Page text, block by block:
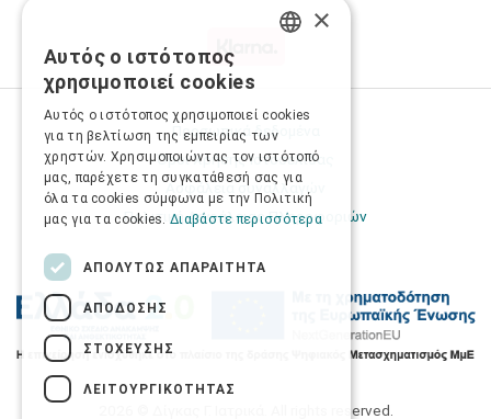
Προσωπικά δεδομένα
Όροι Χρήσης Ιστοσελίδας
Ασφάλεια συναλλαγών
Πολιτική Ασφάλειας Πληροφοριών
2026 © Δίγκας Γ. Ιατρικά. All rights reserved.
×
Αυτός ο ιστότοπος
χρησιμοποιεί cookies
Αυτός ο ιστότοπος χρησιμοποιεί cookies
για τη βελτίωση της εμπειρίας των
χρηστών. Χρησιμοποιώντας τον ιστότοπό
μας, παρέχετε τη συγκατάθεσή σας για
όλα τα cookies σύμφωνα με την Πολιτική
μας για τα cookies. Διαβάστε περισσότερα
ΑΠΟΛΎΤΩΣ ΑΠΑΡΑΊΤΗΤΑ
ΑΠΌΔΟΣΗΣ
ΣΤΌΧΕΥΣΗΣ
ΛΕΙΤΟΥΡΓΙΚΌΤΗΤΑΣ